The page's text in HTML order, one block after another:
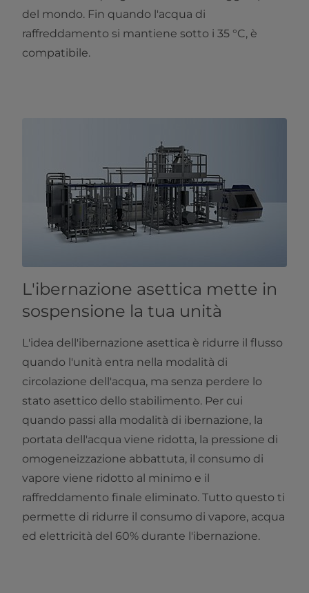
del mondo. Fin quando l'acqua di
raffreddamento si mantiene sotto i 35 °C, è
compatibile.
L'ibernazione asettica mette in
sospensione la tua unità
L'idea dell'ibernazione asettica è ridurre il flusso
quando l'unità entra nella modalità di
circolazione dell'acqua, ma senza perdere lo
stato asettico dello stabilimento. Per cui
quando passi alla modalità di ibernazione, la
portata dell'acqua viene ridotta, la pressione di
omogeneizzazione abbattuta, il consumo di
vapore viene ridotto al minimo e il
raffreddamento finale eliminato. Tutto questo ti
permette di ridurre il consumo di vapore, acqua
ed elettricità del 60% durante l'ibernazione.